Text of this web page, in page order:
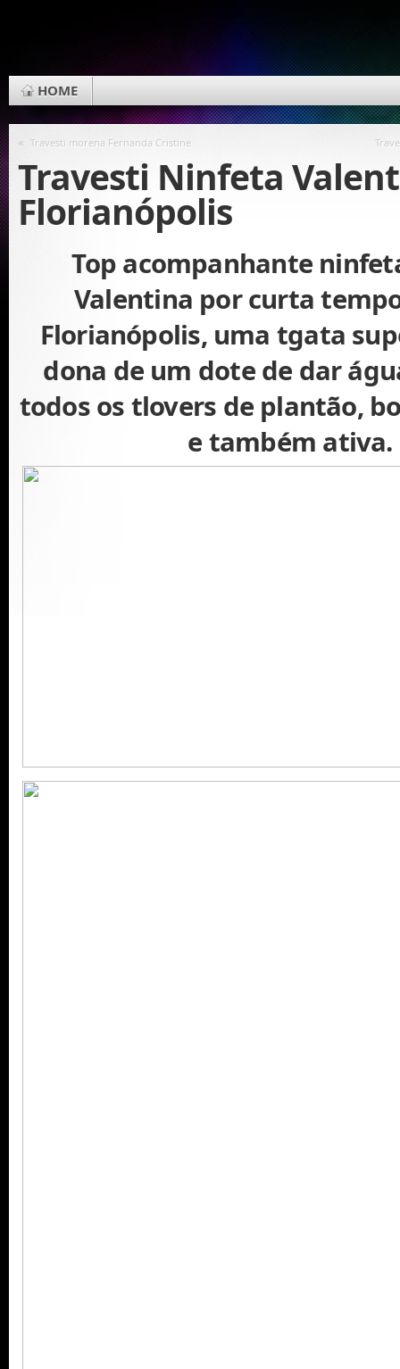
HOME
« Travesti morena Fernanda Cristine
Travesti Ninfeta
Florianópolis
Top acompanhante
Valentina por curta
Florianópolis, uma tgata
dona de um dote de dar
todos os tlovers de plantão,
e também ativa.